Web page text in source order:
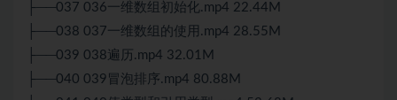
├──037 036一维数组初始化.mp4 22.44M
├──038 037一维数组的使用.mp4 28.55M
├──039 038遍历.mp4 32.01M
├──040 039冒泡排序.mp4 80.88M